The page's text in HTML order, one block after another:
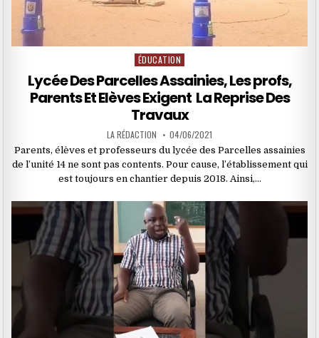
Posted
in
ÉDUCATION
Lycée Des Parcelles Assainies, Les profs,
Parents Et Elèves Exigent La Reprise Des
Travaux
LA RÉDACTION 04/06/2021
Parents, élèves et professeurs du lycée des Parcelles assainies
de l’unité 14 ne sont pas contents. Pour cause, l’établissement qui
est toujours en chantier depuis 2018. Ainsi,…